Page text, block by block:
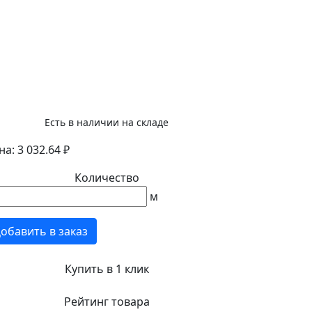
Есть в наличии на складе
3 032.64 ₽
Количество
м
в заказ
Купить в 1 клик
Рейтинг товара